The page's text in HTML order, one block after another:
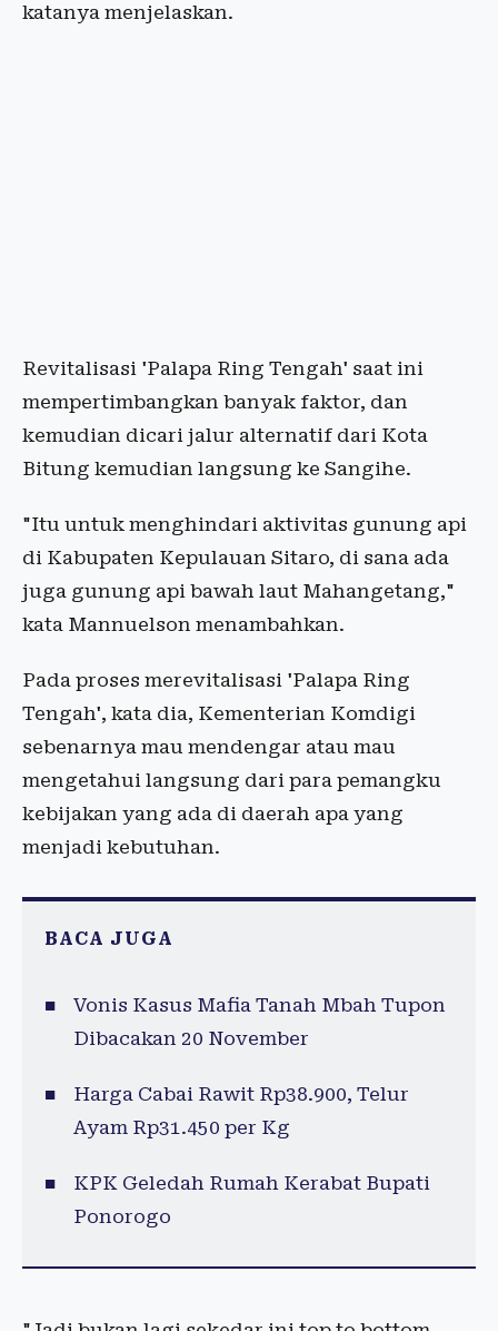
katanya menjelaskan.
Revitalisasi 'Palapa Ring Tengah' saat ini
mempertimbangkan banyak faktor, dan
kemudian dicari jalur alternatif dari Kota
Bitung kemudian langsung ke Sangihe.
"Itu untuk menghindari aktivitas gunung api
di Kabupaten Kepulauan Sitaro, di sana ada
juga gunung api bawah laut Mahangetang,"
kata Mannuelson menambahkan.
Pada proses merevitalisasi 'Palapa Ring
Tengah', kata dia, Kementerian Komdigi
sebenarnya mau mendengar atau mau
mengetahui langsung dari para pemangku
kebijakan yang ada di daerah apa yang
menjadi kebutuhan.
BACA JUGA
Vonis Kasus Mafia Tanah Mbah Tupon
Dibacakan 20 November
Harga Cabai Rawit Rp38.900, Telur
Ayam Rp31.450 per Kg
KPK Geledah Rumah Kerabat Bupati
Ponorogo